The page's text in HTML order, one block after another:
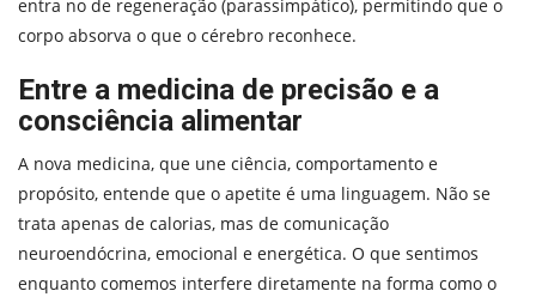
entra no de regeneração (parassimpático), permitindo que o
corpo absorva o que o cérebro reconhece.
Entre a medicina de precisão e a
consciência alimentar
A nova medicina, que une ciência, comportamento e
propósito, entende que o apetite é uma linguagem. Não se
trata apenas de calorias, mas de comunicação
neuroendócrina, emocional e energética. O que sentimos
enquanto comemos interfere diretamente na forma como o